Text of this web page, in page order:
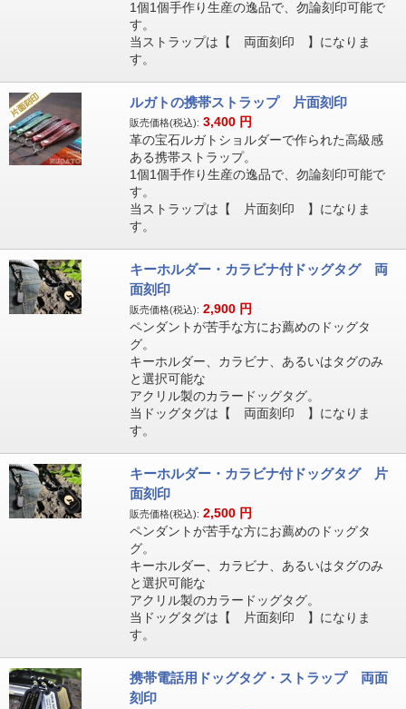
1個1個手作り生産の逸品で、勿論刻印可能で
す。
当ストラップは【 両面刻印 】になりま
す。
ルガトの携帯ストラップ 片面刻印
販売価格(税込): 3,400 円
革の宝石ルガトショルダーで作られた高級感
ある携帯ストラップ。
1個1個手作り生産の逸品で、勿論刻印可能で
す。
当ストラップは【 片面刻印 】になりま
す。
キーホルダー・カラビナ付ドッグタグ 両
面刻印
販売価格(税込): 2,900 円
ペンダントが苦手な方にお薦めのドッグタ
グ。
キーホルダー、カラビナ、あるいはタグのみ
と選択可能な
アクリル製のカラードッグタグ。
当ドッグタグは【 両面刻印 】になりま
す。
キーホルダー・カラビナ付ドッグタグ 片
面刻印
販売価格(税込): 2,500 円
ペンダントが苦手な方にお薦めのドッグタ
グ。
キーホルダー、カラビナ、あるいはタグのみ
と選択可能な
アクリル製のカラードッグタグ。
当ドッグタグは【 片面刻印 】になりま
す。
携帯電話用ドッグタグ・ストラップ 両面
刻印